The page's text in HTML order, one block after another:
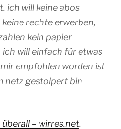
ich will keine abos
rechte erwerben,
kein papier
will einfach für etwas
empfohlen worden ist
netz gestolpert bin
– wirres.net.